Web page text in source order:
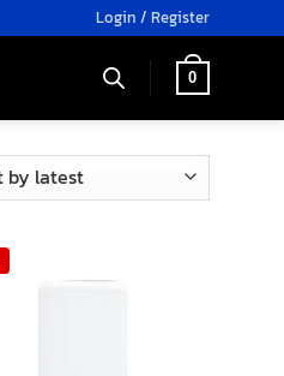
Login / Register
0